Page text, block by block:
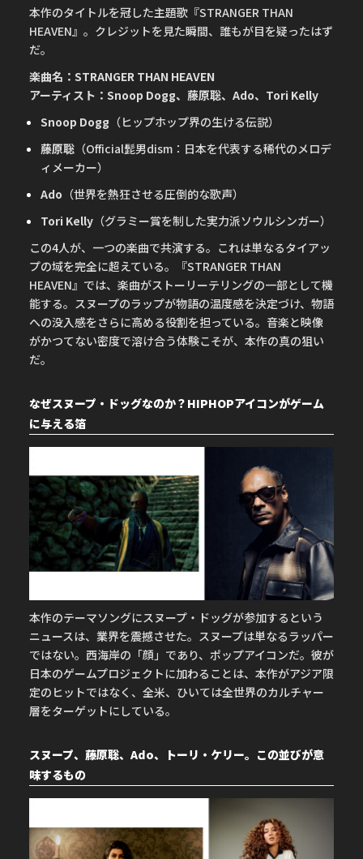
本作のタイトルを冠した主題歌『STRANGER THAN
HEAVEN』。クレジットを見た瞬間、誰もが目を疑ったはず
だ。
楽曲名：STRANGER THAN HEAVEN
アーティスト：Snoop Dogg、藤原聡、Ado、Tori Kelly
Snoop Dogg （ヒップホップ界の生ける伝説）
藤原聡（Official髭男dism：日本を代表する稀代のメロデ
ィメーカー）
Ado （世界を熱狂させる圧倒的な歌声）
Tori Kelly（グラミー賞を制した実力派ソウルシンガー）
この4人が、一つの楽曲で共演する。これは単なるタイアッ
プの域を完全に超えている。『STRANGER THAN
HEAVEN』では、楽曲がストーリーテリングの一部として機
能する。スヌープのラップが物語の温度感を決定づけ、物語
への没入感をさらに高める役割を担っている。音楽と映像
がかつてない密度で溶け合う体験こそが、本作の真の狙い
だ。
なぜスヌープ・ドッグなのか？HIPHOPアイコンがゲーム
に与える箔
本作のテーマソングにスヌープ・ドッグが参加するという
ニュースは、業界を震撼させた。スヌープは単なるラッパー
ではない。西海岸の「顔」であり、ポップアイコンだ。彼が
日本のゲームプロジェクトに加わることは、本作がアジア限
定のヒットではなく、全米、ひいては全世界のカルチャー
層をターゲットにしている。
スヌープ、藤原聡、Ado、トーリ・ケリー。この並びが意
味するもの